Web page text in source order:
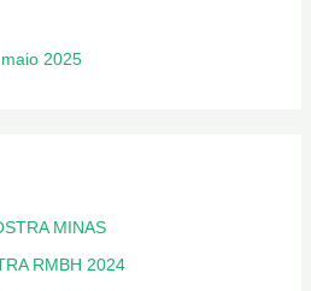
maio 2025
MINAS
RMBH 2024